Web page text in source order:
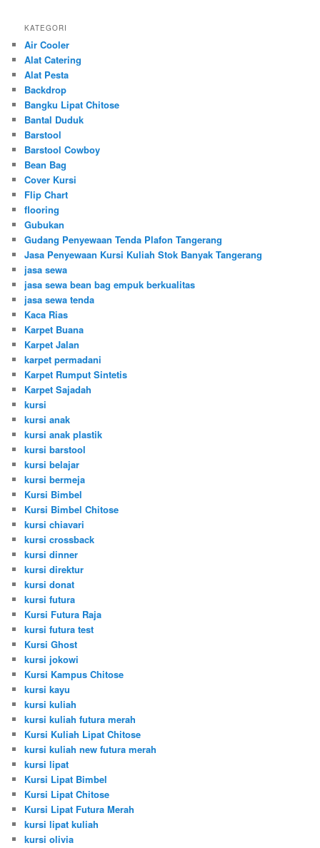
KATEGORI
Air Cooler
Alat Catering
Alat Pesta
Backdrop
Bangku Lipat Chitose
Bantal Duduk
Barstool
Barstool Cowboy
Bean Bag
Cover Kursi
Flip Chart
flooring
Gubukan
Gudang Penyewaan Tenda Plafon Tangerang
Jasa Penyewaan Kursi Kuliah Stok Banyak Tangerang
jasa sewa
jasa sewa bean bag empuk berkualitas
jasa sewa tenda
Kaca Rias
Karpet Buana
Karpet Jalan
karpet permadani
Karpet Rumput Sintetis
Karpet Sajadah
kursi
kursi anak
kursi anak plastik
kursi barstool
kursi belajar
kursi bermeja
Kursi Bimbel
Kursi Bimbel Chitose
kursi chiavari
kursi crossback
kursi dinner
kursi direktur
kursi donat
kursi futura
Kursi Futura Raja
kursi futura test
Kursi Ghost
kursi jokowi
Kursi Kampus Chitose
kursi kayu
kursi kuliah
kursi kuliah futura merah
Kursi Kuliah Lipat Chitose
kursi kuliah new futura merah
kursi lipat
Kursi Lipat Bimbel
Kursi Lipat Chitose
Kursi Lipat Futura Merah
kursi lipat kuliah
kursi olivia